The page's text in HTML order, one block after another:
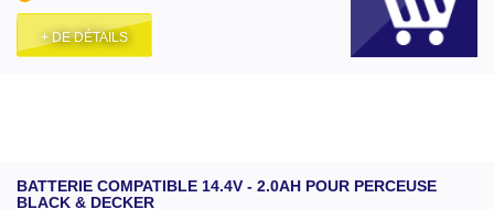
+ DE DÉTAILS
BATTERIE COMPATIBLE 14.4V - 2.0AH POUR PERCEUSE
BLACK & DECKER